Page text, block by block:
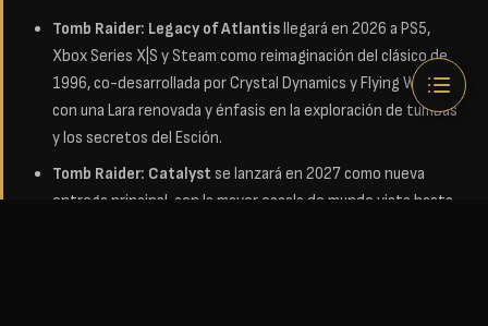
Tomb Raider: Legacy of Atlantisllegará en 2026 a PS5,
Xbox Series X|S y Steam como reimaginación del clásico de
1996, co-desarrollada por Crystal Dynamics y Flying Wild Hog,
con una Lara renovada y énfasis en la exploración de tumbas
y los secretos del Esción.
Tomb Raider: Catalyst se lanzará en 2027 como nueva
entrega principal, con la mayor escala de mundo vista hasta